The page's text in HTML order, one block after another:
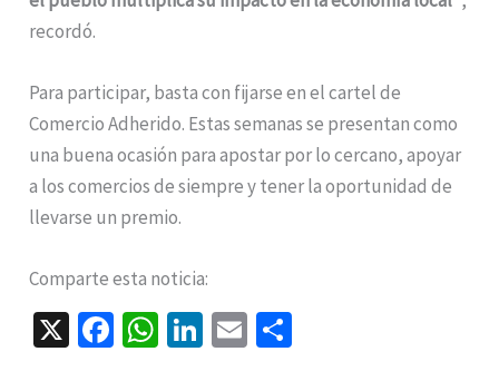
recordó.
Para participar, basta con fijarse en el cartel de
Comercio Adherido. Estas semanas se presentan como
una buena ocasión para apostar por lo cercano, apoyar
a los comercios de siempre y tener la oportunidad de
llevarse un premio.
Comparte esta noticia:
X
Fa W Li E